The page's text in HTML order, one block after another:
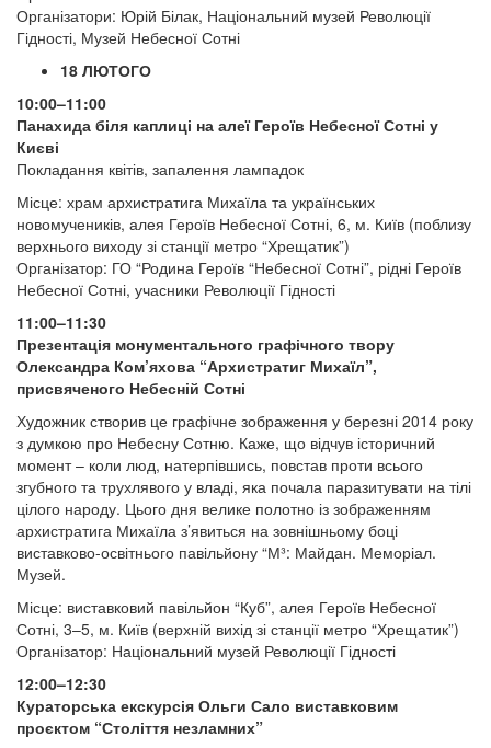
Організатори: Юрій Білак, Національний музей Революції
Гідності, Музей Небесної Сотні
18 ЛЮТОГО
10:00–11:00
Панахида біля каплиці на алеї Героїв Небесної Сотні у
Києві
Покладання квітів, запалення лампадок
Місце: храм архистратига Михаїла та українських
новомучеників, алея Героїв Небесної Сотні, 6, м. Київ (поблизу
верхнього виходу зі станції метро “Хрещатик”)
Організатор: ГО “Родина Героїв “Небесної Сотні”, рідні Героїв
Небесної Сотні, учасники Революції Гідності
11:00–11:30
Презентація монументального графічного твору
Олександра Ком’яхова “Архистратиг Михаїл”,
присвяченого Небесній Сотні
Художник створив це графічне зображення у березні 2014 року
з думкою про Небесну Сотню. Каже, що відчув історичний
момент – коли люд, натерпівшись, повстав проти всього
згубного та трухлявого у владі, яка почала паразитувати на тілі
цілого народу. Цього дня велике полотно із зображенням
архистратига Михаїла з’явиться на зовнішньому боці
виставково-освітнього павільйону “М³: Майдан. Меморіал.
Музей.
Місце: виставковий павільйон “Куб”, алея Героїв Небесної
Сотні, 3–5, м. Київ (верхній вихід зі станції метро “Хрещатик”)
Організатор: Національний музей Революції Гідності
12:00–12:30
Кураторська екскурсія Ольги Сало виставковим
проєктом “Століття незламних”